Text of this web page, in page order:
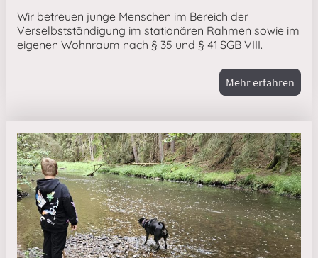
Wir betreuen junge Menschen im Bereich der
Verselbstständigung im stationären Rahmen sowie im
eigenen Wohnraum nach § 35 und § 41 SGB VIII.
Mehr erfahren